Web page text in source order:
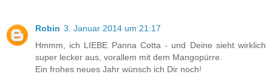
Robin 3. Januar 2014 um 21:17
Hmmm, ich LIEBE Panna Cotta - und Deine sieht wirklich
super lecker aus, vorallem mit dem Mangopürre.
Ein frohes neues Jahr wünsch ich Dir noch!